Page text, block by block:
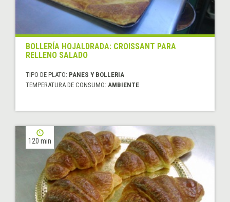
BOLLERÍA HOJALDRADA: CROISSANT PARA
RELLENO SALADO
TIPO DE PLATO: PANES Y BOLLERIA
TEMPERATURA DE CONSUMO: AMBIENTE
120 min